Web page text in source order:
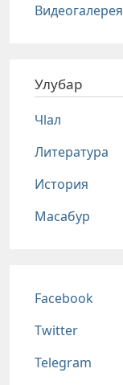
Видеогалерея
Улубар
Чlал
Литература
История
Масабур
Соц сети
Facebook
Twitter
Telegram